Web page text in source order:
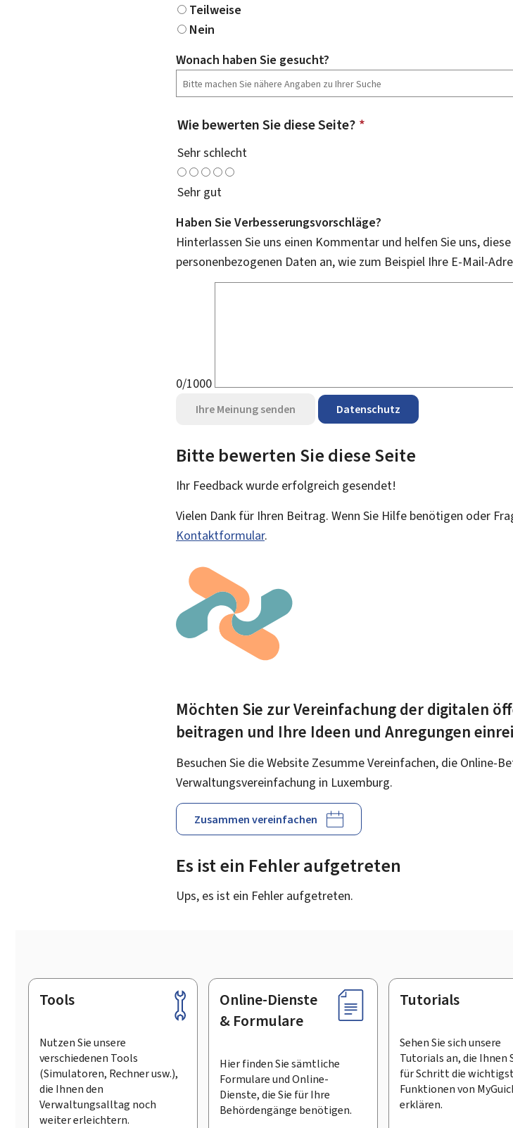
Teilweise
Nein
Wonach haben Sie gesucht?
Wie bewerten Sie diese Seite? *
Sehr schlecht
Sehr gut
Haben Sie Verbesserungsvorschläge?
Hinterlassen Sie uns einen Kommentar und helfen Sie uns,
personenbezogenen Daten an, wie zum Beispiel Ihre E-Mail-
0/1000
Ihre Meinung senden Datenschutz
Bitte bewerten Sie diese Seite
Ihr Feedback wurde erfolgreich gesendet!
Vielen Dank für Ihren Beitrag. Wenn Sie Hilfe benötigen oder
Kontaktformular.
Möchten Sie zur Vereinfachung der digitalen
beitragen und Ihre Ideen und Anregungen
Besuchen Sie die Website Zesumme Vereinfachen, die Online-
Verwaltungsvereinfachung in Luxemburg.
Zusammen vereinfachen
Es ist ein Fehler aufgetreten
Ups, es ist ein Fehler aufgetreten.
Footer
Tools
Nutzen Sie unsere
verschiedenen Tools
(Simulatoren, Rechner usw.),
die Ihnen den
Verwaltungsalltag noch
weiter erleichtern.
Online-Dienste
& Formulare
Hier finden Sie sämtliche
Formulare und Online-
Dienste, die Sie für Ihre
Behördengänge benötigen.
Tutorials
Sehen Sie sich unsere
Tutorials an, die Ihnen
für Schritt die
Funktionen von
erklären.